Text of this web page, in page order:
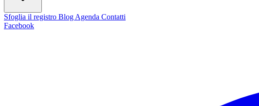
Sfoglia il registro Blog Agenda Contatti
Facebook